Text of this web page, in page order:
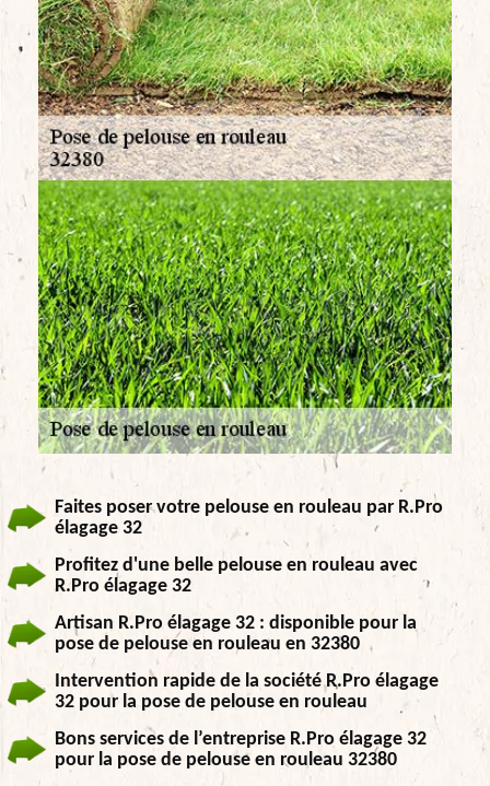
Faites poser votre pelouse en rouleau par R.Pro
élagage 32
Profitez d'une belle pelouse en rouleau avec
R.Pro élagage 32
Artisan R.Pro élagage 32 : disponible pour la
pose de pelouse en rouleau en 32380
Intervention rapide de la société R.Pro élagage
32 pour la pose de pelouse en rouleau
Bons services de l’entreprise R.Pro élagage 32
pour la pose de pelouse en rouleau 32380